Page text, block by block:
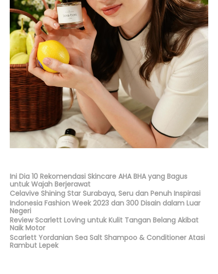
Ini Dia 10 Rekomendasi Skincare AHA BHA yang Bagus
untuk Wajah Berjerawat
Celavive Shining Star Surabaya, Seru dan Penuh Inspirasi
Indonesia Fashion Week 2023 dan 300 Disain dalam Luar
Negeri
Review Scarlett Loving untuk Kulit Tangan Belang Akibat
Naik Motor
Scarlett Yordanian Sea Salt Shampoo & Conditioner Atasi
Rambut Lepek